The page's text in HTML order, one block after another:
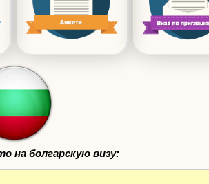
на болгарскую визу: